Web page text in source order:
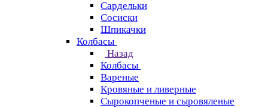
Сардельки
Сосиски
Шпикачки
Колбасы
Назад
Колбасы
Вареные
Кровяные и ливерные
Сырокопченые и сыровяленые